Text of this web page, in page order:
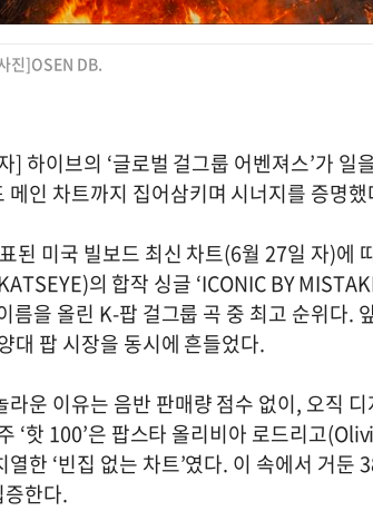
진]OSEN DB.
] 하이브의 ‘글로벌 걸그룹 어벤져스’가
메인 차트까지 집어삼키며 시너지를 증명했
된 미국 빌보드 최신 차트(6월 27일 자)에
의 합작 싱글 ‘ICONIC BY
름을 올린 K-팝 걸그룹 곡 중 최고 순위다.
대 팝 시장을 동시에 흔들었다.
라운 이유는 음반 판매량 점수 없이, 오직
‘핫 100’은 팝스타 올리비아 로드리고
열한 ‘빈집 없는 차트’였다. 이 속에서 거
한다.